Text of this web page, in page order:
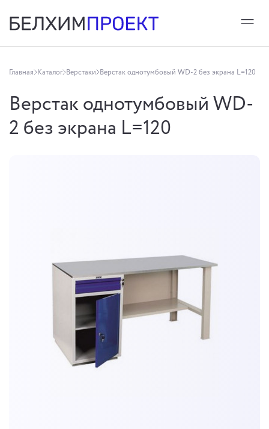
Главная Каталог Верстаки Верстак однотумбовый WD-2 без экрана L=120
Верстак однотумбовый WD-
2 без экрана L=120